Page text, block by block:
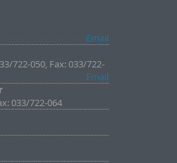
Email
722-050, Fax: 033/722-
Email
033/722-064